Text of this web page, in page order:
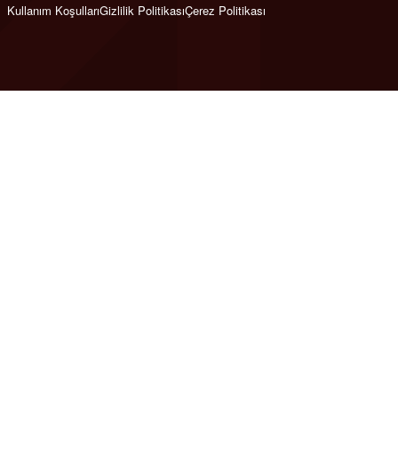
Kullanım KoşullarıGizlilik PolitikasıÇerez Politikası